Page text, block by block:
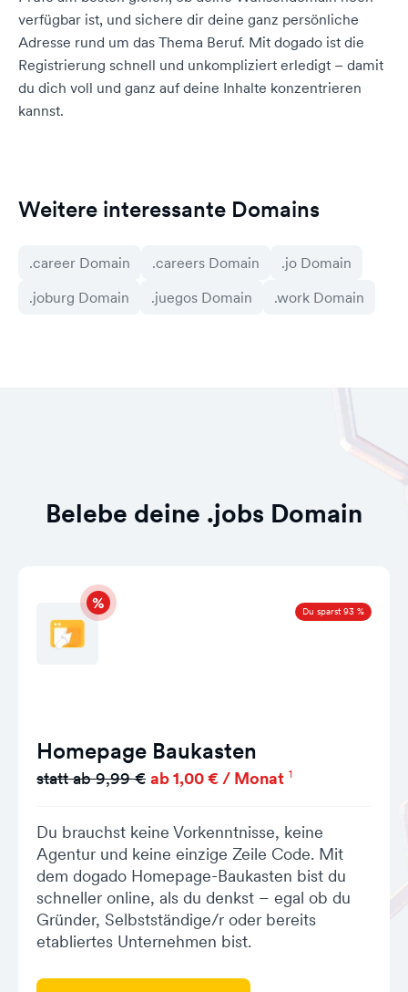
verfügbar ist, und sichere dir deine ganz persönliche
Adresse rund um das Thema Beruf. Mit dogado ist die
Registrierung schnell und unkompliziert erledigt – damit
du dich voll und ganz auf deine Inhalte konzentrieren
kannst.
Weitere interessante Domains
.career Domain .careers Domain
.jo Domain
.joburg Domain
.juegos Domain .work Domain
Belebe deine .jobs Domain
Du sparst 93 %
Homepage Baukasten
statt ab 9,99 € ab 1,00 € / Monat 1
Du brauchst keine Vorkenntnisse, keine
Agentur und keine einzige Zeile Code. Mit
dem dogado Homepage-Baukasten bist du
schneller online, als du denkst – egal ob du
Gründer, Selbstständige/r oder bereits
etabliertes Unternehmen bist.